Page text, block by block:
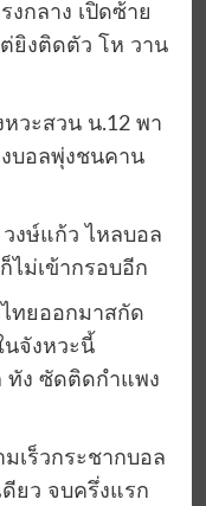
งกลาง เปิดซ้าย
ยิงติดตัว โห วาน
วะสวน น.12 พา
บอลพุ่งชนคาน
งษ์แก้ว ไหลบอล
ไม่เข้ากรอบอีก
ทยออกมาสกัด
นจังหวะนี้
ทัง ซัดติดกำแพง
เร็วกระชากบอล
ยว จบครึ่งแรก